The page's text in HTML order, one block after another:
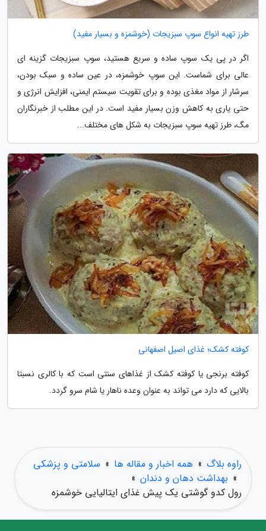
طرز تهیه انواع سوپ سبزیجات (خوشمزه و بسیار مفید)
اگر در پی یک سوپ ساده و سریع هستید، سوپ سبزیجات گزینه ای
عالی برای شماست. این سوپ خوشمزه، در عین ساده و سبک بودن،
سرشار از مواد مغذی بوده و برای تقویت سیستم ایمنی، افزایش انرژی و
حتی یاری به کاهش وزن بسیار مفید است. در این مطلب از خبرنگاران
مگ، طرز تهیه سوپ سبزیجات به شکل های مختلف...
کوفته کشک؛ غذای اصیل اصفهانی
کوفته برنجی یا کوفته کشک از غذاهای سنتی است که با کالری نسبتا
بالایی که دارد می تواند به عنوان وعده ناهار یا شام سرو گردد.
راوه بلاگ » همه اخبار و مقاله ها » سلامتی و پزشکی
» بهداشت دهان و دندان »
رول کدو گوشتی یک پیش غذای ایتالیایی خوشمزه